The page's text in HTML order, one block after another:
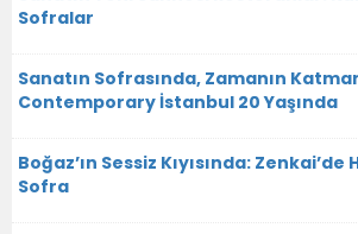
Sofralar
Sanatın Sofrasında, Zamanın
Contemporary İstanbul 20 Yaşında
Boğaz’ın Sessiz Kıyısında: Zenkai’de
Sofra